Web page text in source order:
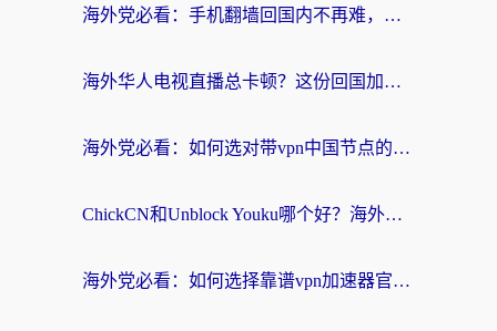
海外党必看：手机翻墙回国内不再难，一篇搞定无缝访问国内资源指南
海外华人电视直播总卡顿？这份回国加速器选择指南帮你无缝看国内资源
海外党必看：如何选对带vpn中国节点的加速器？无缝访问国内资源全攻略
ChickCN和Unblock Youku哪个好？海外党亲测4款热门回国加速器，附避坑指南
海外党必看：如何选择靠谱vpn加速器官网？轻松解决国内APP地区限制